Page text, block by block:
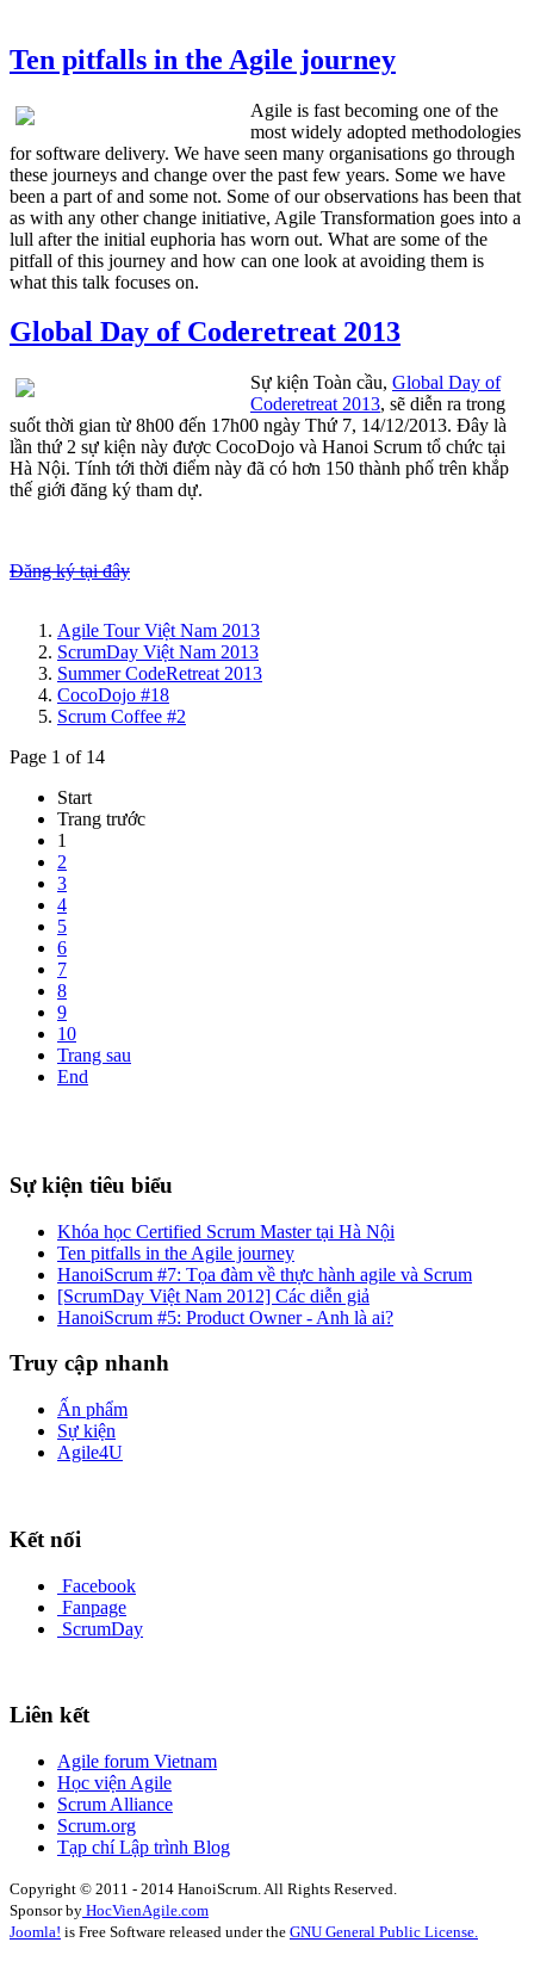
Ten pitfalls in the Agile journey
Agile is fast becoming one of the
most widely adopted methodologies
for software delivery. We have seen many organisations go through
these journeys and change over the past few years. Some we have
been a part of and some not. Some of our observations has been that
as with any other change initiative, Agile Transformation goes into a
lull after the initial euphoria has worn out. What are some of the
pitfall of this journey and how can one look at avoiding them is
what this talk focuses on.
Global Day of Coderetreat 2013
Sự kiện Toàn cầu, Global Day of
Coderetreat 2013, sẽ diễn ra trong
suốt thời gian từ 8h00 đến 17h00 ngày Thứ 7, 14/12/2013. Đây là
lần thứ 2 sự kiện này được CocoDojo và Hanoi Scrum tổ chức tại
Hà Nội. Tính tới thời điểm này đã có hơn 150 thành phố trên khắp
thế giới đăng ký tham dự.
Đăng ký tại đây
Agile Tour Việt Nam 2013
ScrumDay Việt Nam 2013
Summer CodeRetreat 2013
CocoDojo #18
Scrum Coffee #2
Page 1 of 14
Start
Trang trước
1
2
3
4
5
6
7
8
9
10
Trang sau
End
Sự kiện tiêu biểu
Khóa học Certified Scrum Master tại Hà Nội
Ten pitfalls in the Agile journey
HanoiScrum #7: Tọa đàm về thực hành agile và Scrum
[ScrumDay Việt Nam 2012] Các diễn giả
HanoiScrum #5: Product Owner - Anh là ai?
Truy cập nhanh
Ấn phẩm
Sự kiện
Agile4U
Kết nối
Facebook
Fanpage
ScrumDay
Liên kết
Agile forum Vietnam
Học viện Agile
Scrum Alliance
Scrum.org
Tạp chí Lập trình Blog
Copyright © 2011 - 2014 HanoiScrum. All Rights Reserved.
Sponsor by HocVienAgile.com
Joomla! is Free Software released under the GNU General Public License.